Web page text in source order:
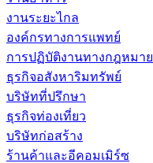
งานระยะไกล
องค์กรทางการแพทย์
การปฏิบัติงานทางกฎหมาย
ธุรกิจอสังหาริมทรัพย์
บริษัทที่ปรึกษา
ธุรกิจท่องเที่ยว
บริษัทก่อสร้าง
ร้านค้าและอีคอมเมิร์ซ